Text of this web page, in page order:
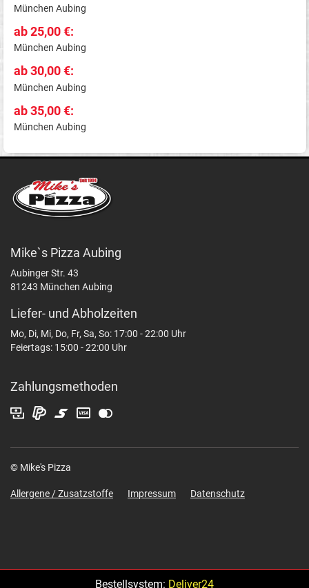
München Aubing
ab 25,00 €:
München Aubing
ab 30,00 €:
München Aubing
ab 35,00 €:
München Aubing
Mike`s Pizza Aubing
Aubinger Str. 43
81243 München Aubing
Liefer- und Abholzeiten
Mo, Di, Mi, Do, Fr, Sa, So: 17:00 - 22:00 Uhr
Feiertags: 15:00 - 22:00 Uhr
Zahlungsmethoden
© Mike's Pizza
Allergene / Zusatzstoffe Impressum Datenschutz
Bestellsystem: Deliver24